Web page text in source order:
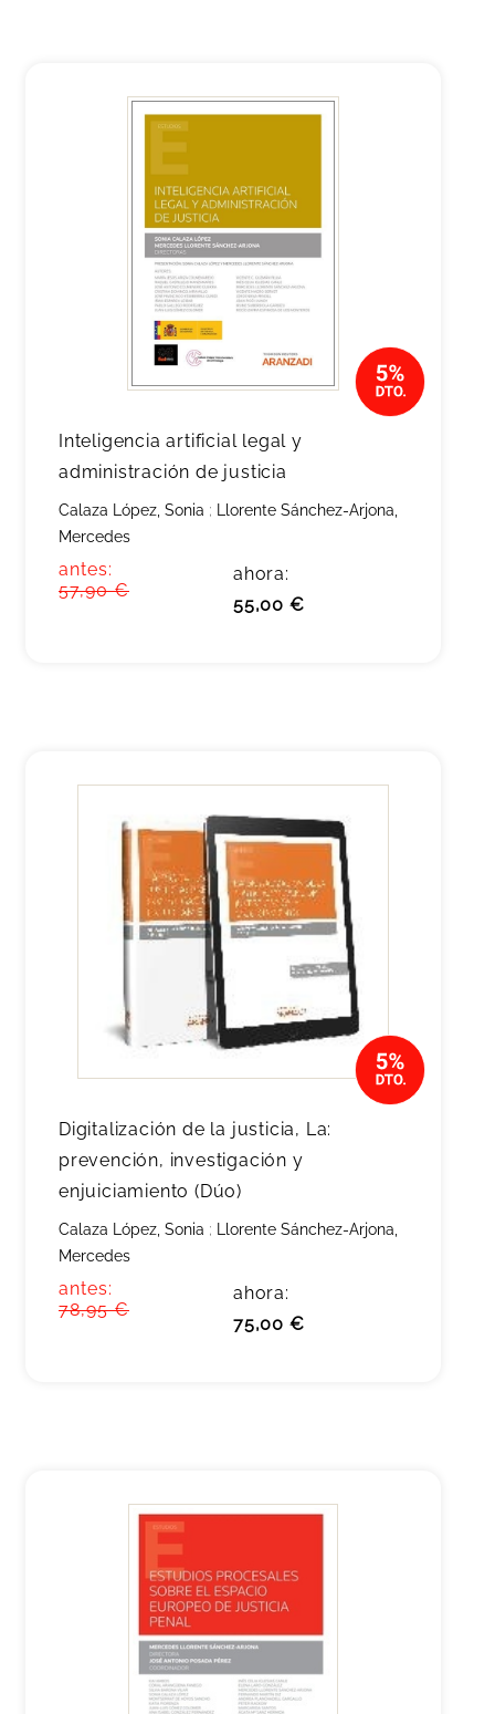
Inteligencia artificial legal y
administración de justicia
Calaza López, Sonia ;
Llorente Sánchez-Arjona,
Mercedes
antes:
57,90 €
ahora:
55,00 €
Digitalización de la justicia, La:
prevención, investigación y
enjuiciamiento (Dúo)
Calaza López, Sonia ;
Llorente Sánchez-Arjona,
Mercedes
antes:
78,95 €
ahora:
75,00 €